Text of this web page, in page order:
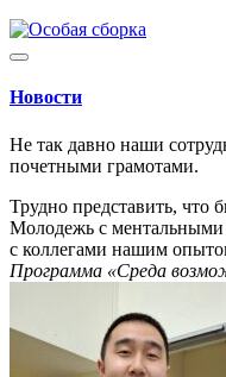
Новости
Не так давно наши
почетными грамотами.
Трудно представить,
Молодежь с ментальными
с коллегами нашим
Программа «Среда